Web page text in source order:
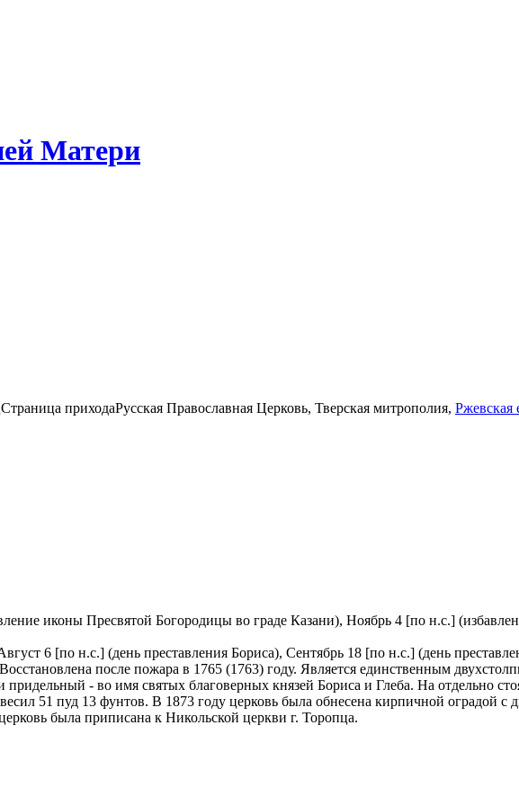
Матери
Страница приходаРусская Православная Церковь, Тверская митрополия, Ржевская
иконы Пресвятой Богородицы во граде Казани), Ноябрь 4 [по н.с.]
6 [по н.с.] (день преставления Бориса), Сентябрь 18 [по н.с.] (день
после пожара в 1765 (1763) году. Является единственным
- во имя святых благоверных князей Бориса и Глеба. На отдельно
51 пуд 13 фунтов. В 1873 году церковь была обнесена кирпичной оградой
была приписана к Никольской церкви г. Торопца.